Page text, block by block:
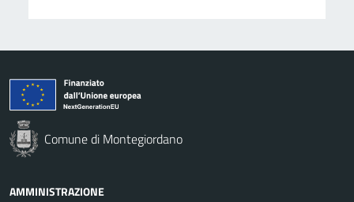
Comune di Montegiordano
AMMINISTRAZIONE